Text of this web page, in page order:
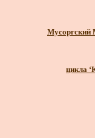
цикла